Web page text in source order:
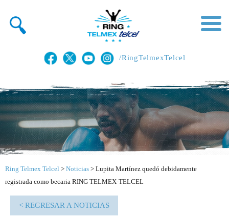
/RingTelmexTelcel
Ring Telmex Telcel > Noticias > Lupita Martínez quedó debidamente
registrada como becaria RING TELMEX-TELCEL
< REGRESAR A NOTICIAS